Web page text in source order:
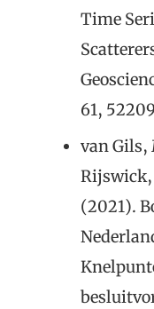
Time
61,
van Gils,
Rijswick,
(2021).